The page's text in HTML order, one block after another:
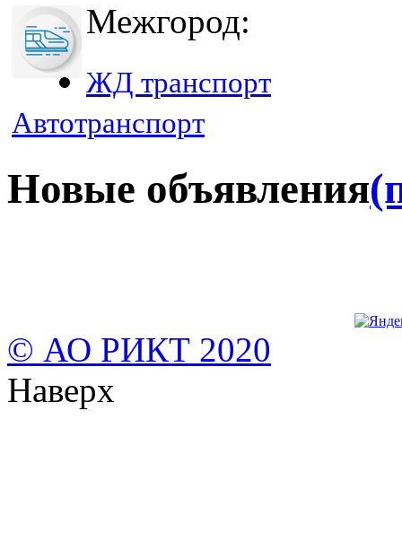
Межгород:
ЖД транспорт
Автотранспорт
Новые объявления
© АО РИКТ 2020
Наверх